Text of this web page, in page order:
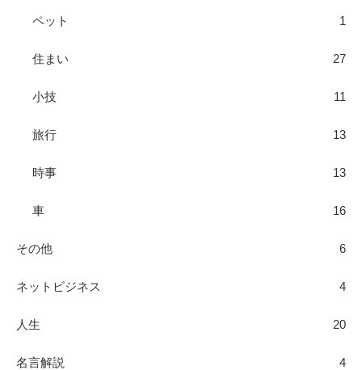
ペット 1
住まい 27
小技 11
旅行 13
時事 13
車 16
その他 6
ネットビジネス 4
人生 20
名言解説 4